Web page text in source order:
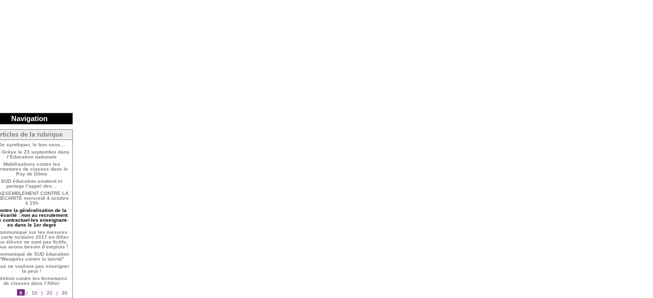
Navigation
de la rubrique
syndiquer, le bon sens…
Grève le 23 septembre dans
l’Éducation nationale
Mobilisations contre les
de classes dans le
Puy de Dôme
SUD éducation soutient et
partage l’appel des…
CONTRE LA
mercredi 4 octobre
à 15h
la généralisation de la
: non au recrutement
contractuel-les enseignant-
es dans le 1er degré
sur les mesures
carte scolaire 2017 en Allier.
élèves ne sont pas fictifs,
avons besoin d’emplois !
de SUD éducation
contre la laïcité"
ne voulons pas enseigner
la peur !
contre les fermetures
de classes dans l’Allier
0
| 10 | 20 | 30